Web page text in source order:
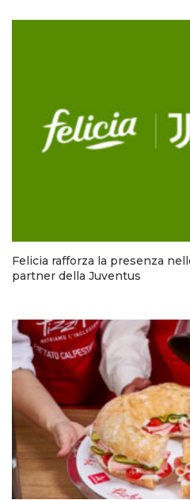
Felicia rafforza la presenza
partner della Juventus